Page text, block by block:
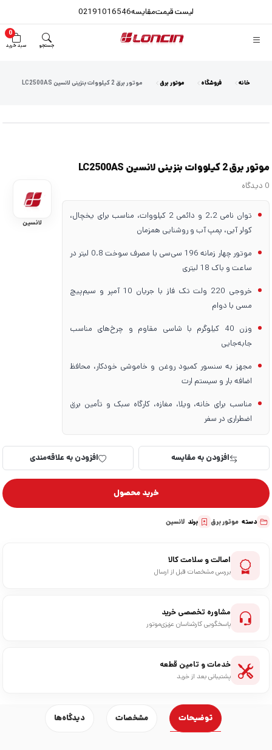
لیست قیمتمقایسه02191016546
جستجو
0
سبد خرید
خانه فروشگاه موتور برق موتور برق 2 کیلووات بنزینی لانسین LC2500AS
موتور برق 2 کیلووات بنزینی لانسین LC2500AS
لانسین
0 دیدگاه
توان نامی 2.2 و دائمی 2 کیلووات، مناسب برای یخچال،
کولر آبی، پمپ آب و روشنایی همزمان
موتور چهار زمانه 196 سی‌سی با مصرف سوخت 0.8 لیتر در
ساعت و باک 18 لیتری
خروجی 220 ولت تک فاز با جریان 10 آمپر و سیم‌پیچ
مسی با دوام
وزن 40 کیلوگرم با شاسی مقاوم و چرخ‌های مناسب
جابه‌جایی
مجهز به سنسور کمبود روغن و خاموشی خودکار، محافظ
اضافه بار و سیستم ارت
مناسب برای خانه، ویلا، مغازه، کارگاه سبک و تأمین برق
اضطراری در سفر
افزودن به مقایسه افزودن به علاقه‌مندی
خرید محصول
دسته موتور برق برند لانسین
اصالت و سلامت کالا
بررسی مشخصات قبل از ارسال
مشاوره تخصصی خرید
پاسخگویی کارشناسان عزیزی‌موتور
خدمات و تامین قطعه
پشتیبانی بعد از خرید
توضیحات مشخصات دیدگاه‌ها